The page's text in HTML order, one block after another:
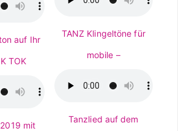
auf Ihr
TOK
mit
TANZ Klingeltöne für
mobile –
Tanzlied auf dem